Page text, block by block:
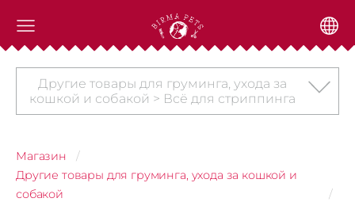
Другие товары для груминга, ухода за
кошкой и собакой > Всё для стриппинга
Магазин
Другие товары для груминга, ухода за кошкой и
собакой